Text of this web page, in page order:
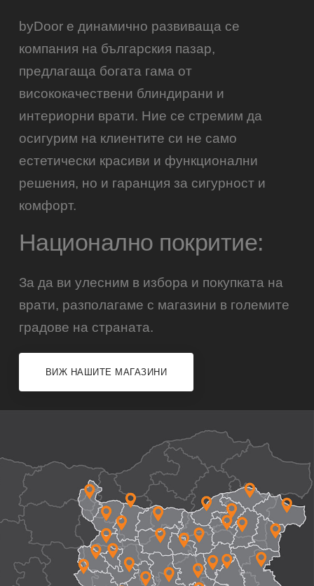
byDoor е динамично развиваща се
компания на българския пазар,
предлагаща богата гама от
висококачествени блиндирани и
интериорни врати. Ние се стремим да
осигурим на клиентите си не само
естетически красиви и функционални
решения, но и гаранция за сигурност и
комфорт.
Национално покритие:
За да ви улесним в избора и покупката на
врати, разполагаме с магазини в големите
градове на страната.
ВИЖ НАШИТЕ МАГАЗИНИ